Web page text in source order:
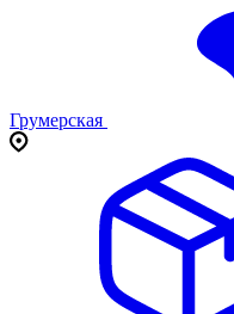
Грумерская